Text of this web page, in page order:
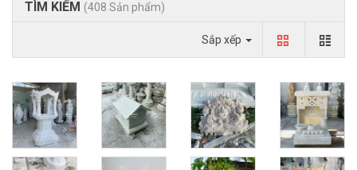
TÌM KIẾM (408 Sản phẩm)
Sắp xếp